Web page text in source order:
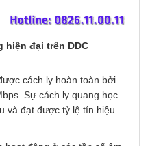
hiện đại trên DDC
cách ly hoàn toàn bởi
Sự cách ly quang học
và đạt được tỷ lệ tín hiệu